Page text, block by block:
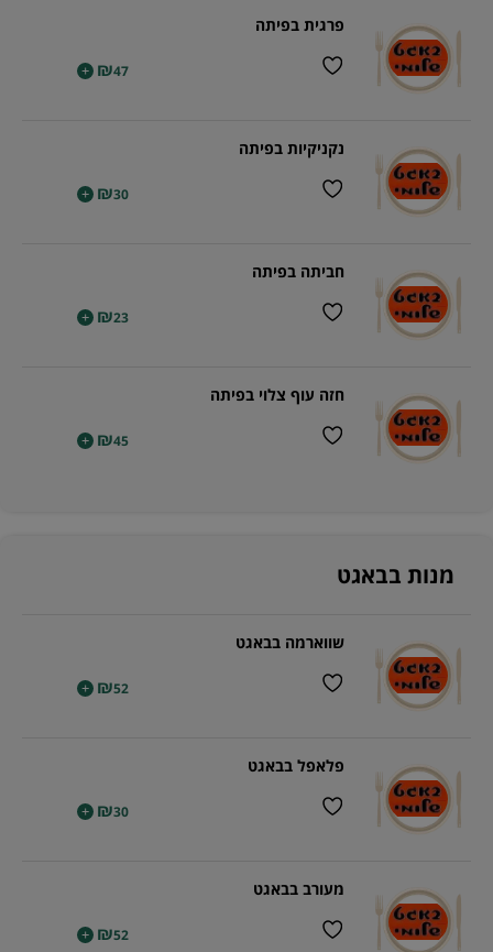
פרגית בפיתה
₪47
+
נקניקיות בפיתה
₪30
+
חביתה בפיתה
₪23
+
חזה עוף צלוי בפיתה
₪45
+
מנות בבאגט
שווארמה בבאגט
₪52
+
פלאפל בבאגט
₪30
+
מעורב בבאגט
₪52
+